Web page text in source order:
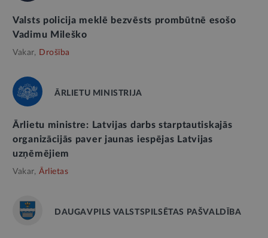
Valsts policija meklē bezvēsts prombūtnē esošo
Vadimu Mileško
Vakar, Drošība
ĀRLIETU MINISTRIJA
Ārlietu ministre: Latvijas darbs starptautiskajās
organizācijās paver jaunas iespējas Latvijas
uzņēmējiem
Vakar, Ārlietas
DAUGAVPILS VALSTSPILSĒTAS PAŠVALDĪBA